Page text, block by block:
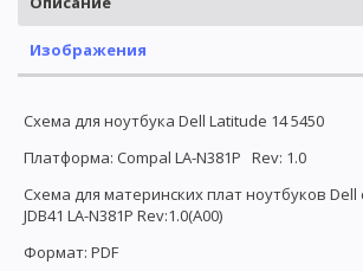
Изображения
Схема для ноутбука Dell Latitude 14 5450
Платформа: Compal LA-N381P Rev: 1.0
Схема для материнских плат ноутбуков
JDB41 LA-N381P Rev:1.0(A00)
Формат: PDF